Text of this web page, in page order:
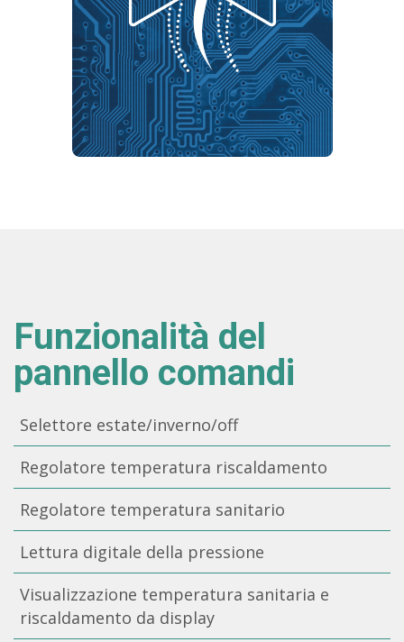
Funzionalità del
pannello comandi
Selettore estate/inverno/off
Regolatore temperatura riscaldamento
Regolatore temperatura sanitario
Lettura digitale della pressione
Visualizzazione temperatura sanitaria e
riscaldamento da display